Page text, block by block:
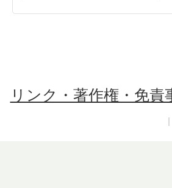
リンク・著作権・免責